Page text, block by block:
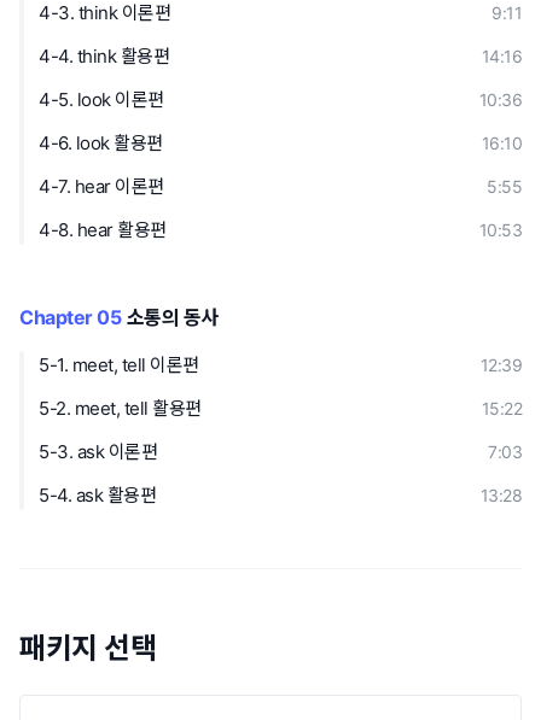
4-3. think 이론편 9:11
4-4. think 활용편 14:16
4-5. look 이론편 10:36
4-6. look 활용편 16:10
4-7. hear 이론편 5:55
4-8. hear 활용편 10:53
Chapter 05 소통의 동사
5-1. meet, tell 이론편 12:39
5-2. meet, tell 활용편 15:22
5-3. ask 이론편 7:03
5-4. ask 활용편 13:28
패키지 선택